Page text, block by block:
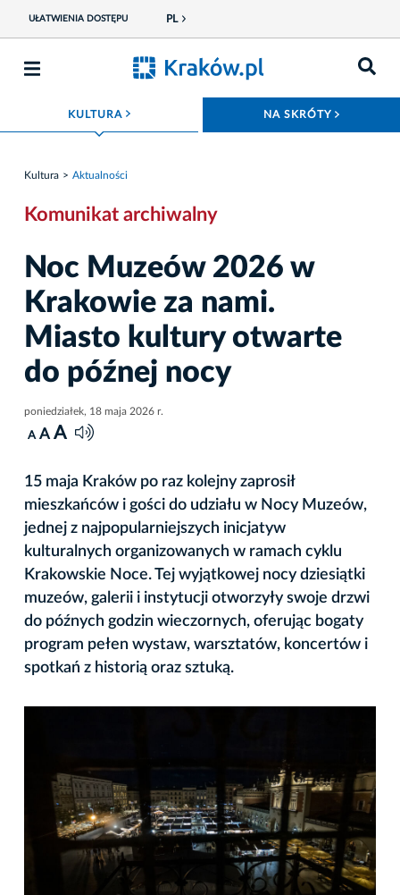
UŁATWIENIA DOSTĘPU PL
KULTURA ROZWIŃ MENU NA SKRÓTY
Kultura Aktualności
Komunikat archiwalny
Noc Muzeów 2026 w
Krakowie za nami.
Miasto kultury otwarte
do późnej nocy
poniedziałek, 18 maja 2026 r.
A A A
15 maja Kraków po raz kolejny zaprosił
mieszkańców i gości do udziału w Nocy Muzeów,
jednej z najpopularniejszych inicjatyw
kulturalnych organizowanych w ramach cyklu
Krakowskie Noce. Tej wyjątkowej nocy dziesiątki
muzeów, galerii i instytucji otworzyły swoje drzwi
do późnych godzin wieczornych, oferując bogaty
program pełen wystaw, warsztatów, koncertów i
spotkań z historią oraz sztuką.